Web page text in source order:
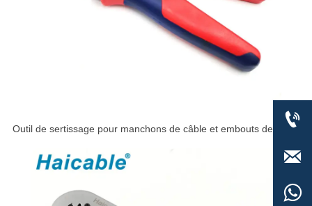
Outil de sertissage pour manchons de câble et embouts de fil


